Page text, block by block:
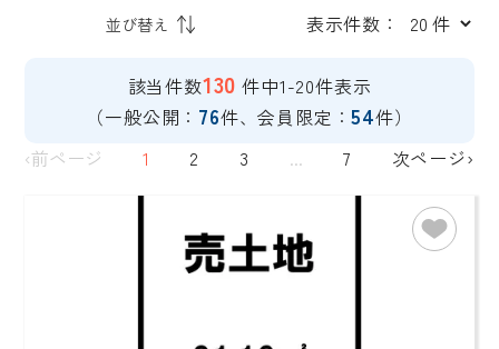
表示件数：
該当件数130 件中1-20件表示
（一般公開： 76件、会員限定：54件）
‹前ページ
1 2 3 ... 7 次ページ›